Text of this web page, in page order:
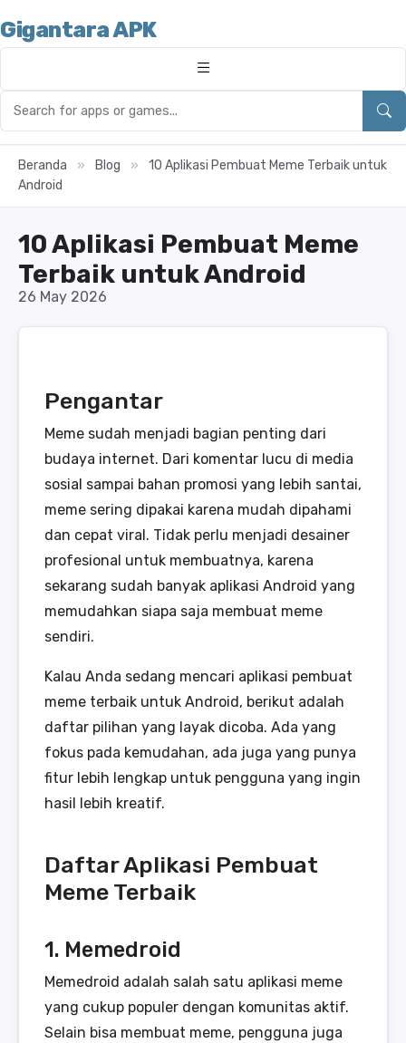
Gigantara APK
Beranda » Blog »
10 Aplikasi Pembuat Meme Terbaik untuk
Android
10 Aplikasi Pembuat Meme
Terbaik untuk Android
26 May 2026
Pengantar
Meme sudah menjadi bagian penting dari
budaya internet. Dari komentar lucu di media
sosial sampai bahan promosi yang lebih santai,
meme sering dipakai karena mudah dipahami
dan cepat viral. Tidak perlu menjadi desainer
profesional untuk membuatnya, karena
sekarang sudah banyak aplikasi Android yang
memudahkan siapa saja membuat meme
sendiri.
Kalau Anda sedang mencari aplikasi pembuat
meme terbaik untuk Android, berikut adalah
daftar pilihan yang layak dicoba. Ada yang
fokus pada kemudahan, ada juga yang punya
fitur lebih lengkap untuk pengguna yang ingin
hasil lebih kreatif.
Daftar Aplikasi Pembuat
Meme Terbaik
1. Memedroid
Memedroid adalah salah satu aplikasi meme
yang cukup populer dengan komunitas aktif.
Selain bisa membuat meme, pengguna juga